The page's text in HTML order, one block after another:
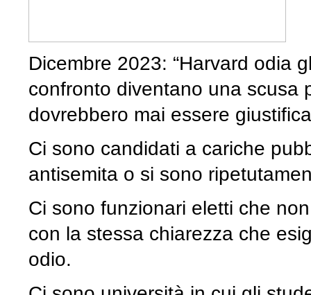
Dicembre 2023: “Harvard odia
confronto diventano una scusa
dovrebbero mai essere
Ci sono candidati a cariche
antisemita o si sono
Ci sono funzionari eletti che
con la stessa chiarezza che
odio.